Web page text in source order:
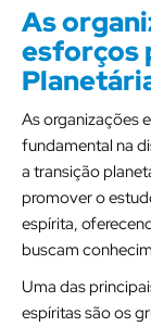
As
esforços
As organizações
fundamental na
a transição
promover o
espírita,
buscam
Uma das
espíritas são os